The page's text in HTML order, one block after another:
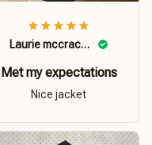
Laurie mccracken
Met my expectations
Nice jacket